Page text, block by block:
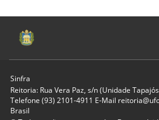
Sinfra
Reitoria: Rua Vera Paz, s/n (Unidade
Telefone (93) 2101-4911 E-Mail
Brasil